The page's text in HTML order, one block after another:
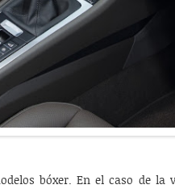
bóxer. En el caso de la